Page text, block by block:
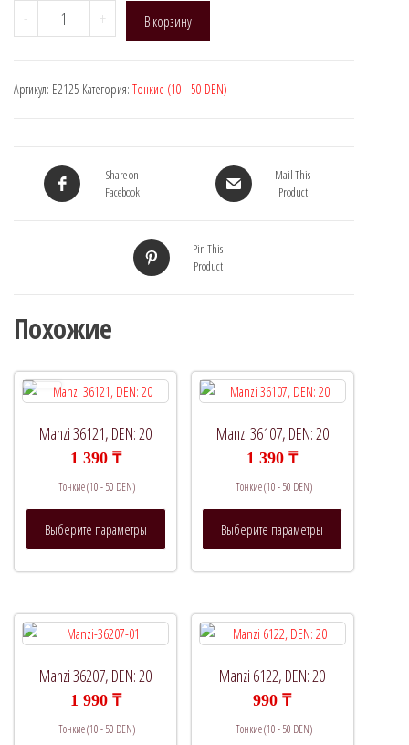
-
Количество
товара
E2125,
+ В корзину
Артикул: E2125 Категория: Тонкие (10 - 50 DEN)
Share on
Facebook
Mail This
Product
Pin This
Product
Похожие
Manzi 36121, DEN: 20
1 390 ₸
Тонкие (10 - 50 DEN)
Выберите параметры
Этот
Опции
можно
Manzi 36107, DEN: 20
1 390₸
Тонкие (10 - 50 DEN)
Выберите параметры
Опции
можно
Manzi 36207, DEN: 20
1 990 ₸
Тонкие (10 - 50 DEN)
Manzi 6122, DEN: 20
990₸
Тонкие (10 - 50 DEN)